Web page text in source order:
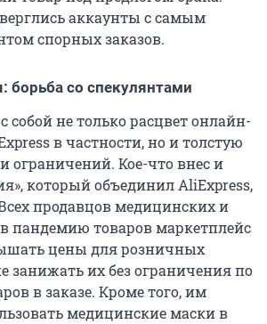
аккаунты с самым
спорных заказов.
борьба со спекулянтами
собой не только расцвет онлайн-
в частности, но и толстую
ограничений. Кое-что внес и
который объединил AliExpress,
продавцов медицинских и
пандемию товаров маркетплейс
цены для розничных
занижать их без ограничения по
в заказе. Кроме того, им
медицинские маски в